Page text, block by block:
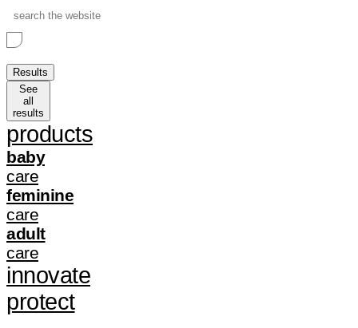
...
Results
See
all
results
products
baby
care
feminine
care
adult
care
innovate
protect